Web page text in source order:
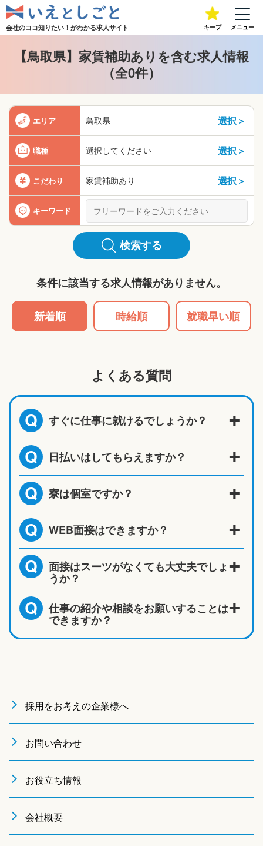
会社のココ知りたい！がわかる求人サイト キープ メニュー
【鳥取県】家賃補助ありを含む求人情報
（全0件）
エリア 鳥取県 選択＞
職種 選択してください 選択＞
こだわり 家賃補助あり 選択＞
キーワード
検索する
条件に該当する求人情報がありません。
新着順 時給順 就職早い順
よくある質問
Q すぐに仕事に就けるでしょうか？
Q 日払いはしてもらえますか？
Q 寮は個室ですか？
Q WEB面接はできますか？
Q 面接はスーツがなくても大丈夫でしょ
うか？
Q 仕事の紹介や相談をお願いすることは
できますか？
採用をお考えの企業様へ
お問い合わせ
お役立ち情報
会社概要